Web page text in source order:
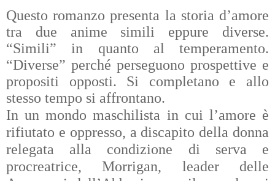
Questo romanzo presenta la storia d’amore
tra due anime simili eppure diverse.
“Simili” in quanto al temperamento.
“Diverse” perché perseguono prospettive e
propositi opposti. Si completano e allo
stesso tempo si affrontano.
In un mondo maschilista in cui l’amore è
rifiutato e oppresso, a discapito della donna
relegata alla condizione di serva e
procreatrice, Morrigan, leader delle